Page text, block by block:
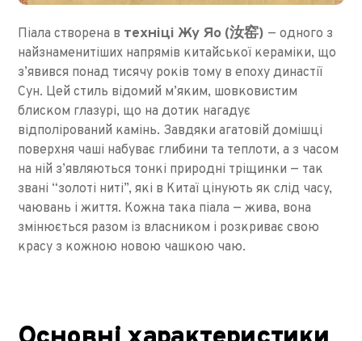
Піала створена в техніці Жу Яо (汝窑) — одного з
найзнаменитіших напрямів китайської кераміки, що
з’явився понад тисячу років тому в епоху династії
Сун. Цей стиль відомий м’яким, шовковистим
блиском глазурі, що на дотик нагадує
відполірований камінь. Завдяки агатовій домішці
поверхня чаші набуває глибини та теплоти, а з часом
на ній з’являються тонкі природні тріщинки — так
звані “золоті ниті”, які в Китаї цінують як слід часу,
чаювань і життя. Кожна така піала — жива, вона
змінюється разом із власником і розкриває свою
красу з кожною новою чашкою чаю.